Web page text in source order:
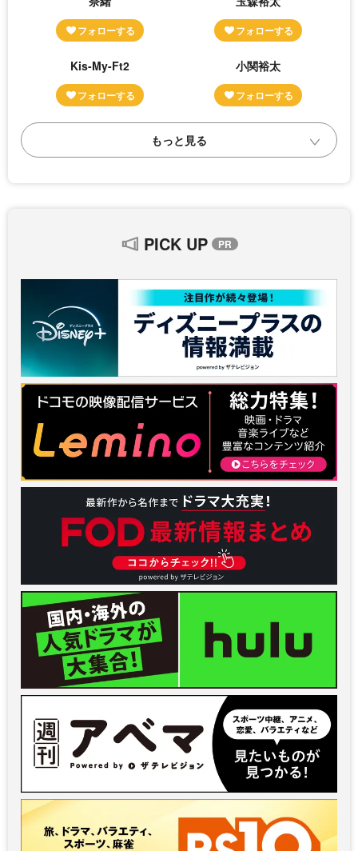
Kis-My-Ft2 小関裕太
PICK UP